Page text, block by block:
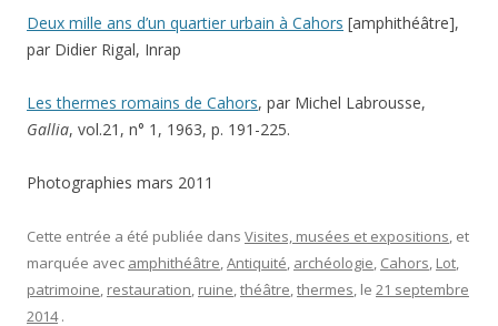
Deux mille ans d’un quartier urbain à Cahors [amphithéâtre],
par Didier Rigal, Inrap
Les thermes romains de Cahors, par Michel Labrousse,
Gallia, vol.21, n° 1, 1963, p. 191-225.
Photographies mars 2011
Cette entrée a été publiée dans Visites, musées et expositions, et
marquée avec amphithéâtre,Antiquité, archéologie, Cahors, Lot,
patrimoine, restauration, ruine,théâtre,thermes, le 21 septembre
2014 .